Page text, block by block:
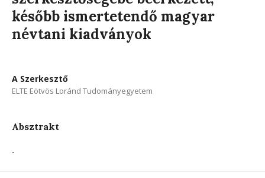
később ismertetendő magyar
névtani kiadványok
A Szerkesztő
ELTE Eötvös Loránd Tudományegyetem
Absztrakt
-